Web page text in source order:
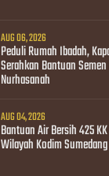
AUG 06, 2026
Peduli Rumah Ibadah,
Serahkan Bantuan
Nurhasanah
AUG 04, 2026
Bantuan Air Bersih 425
Wilayah Kodim Sumedang